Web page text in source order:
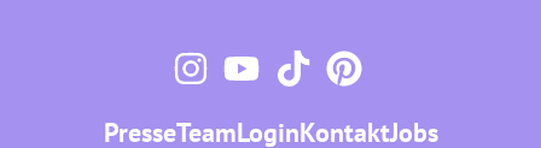
PresseTeamLoginKontaktJobs